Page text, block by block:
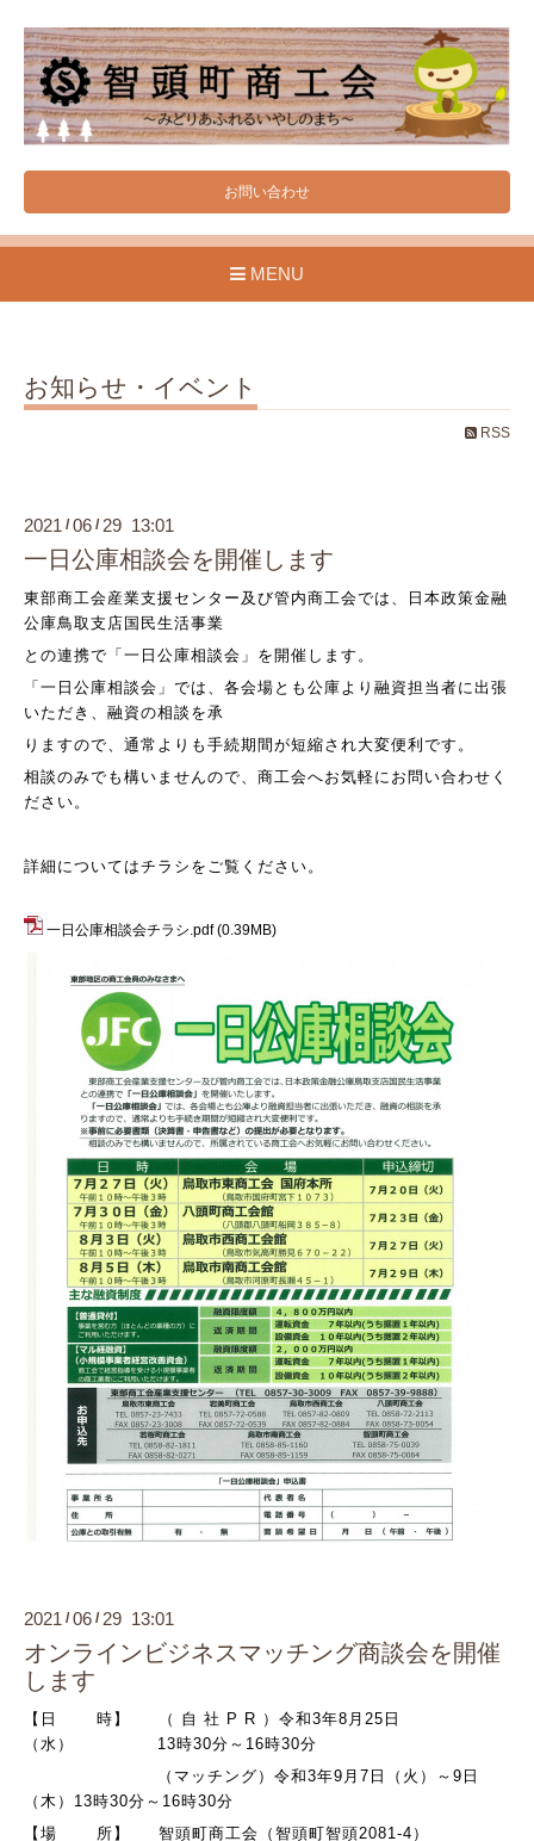
お問い合わせ
MENU
お知らせ・イベント
RSS
2021 /06 / 29 13:01
一日公庫相談会を開催します
東部商工会産業支援センター及び管内商工会では、日本政策金融
公庫鳥取支店国民生活事業
との連携で「一日公庫相談会」を開催します。
「一日公庫相談会」では、各会場とも公庫より融資担当者に出張
いただき、融資の相談を承
りますので、通常よりも手続期間が短縮され大変便利です。
相談のみでも構いませんので、商工会へお気軽にお問い合わせく
ださい。
詳細についてはチラシをご覧ください。
一日公庫相談会チラシ.pdf(0.39MB)
2021 /06 / 29 13:01
オンラインビジネスマッチング商談会を開催
します
【日 時】 （ 自 社 P R ）令和3年8月25日
（水） 13時30分～16時30分
（マッチング）令和3年9月7日（火）～9日
（木）13時30分～16時30分
【場 所】 智頭町商工会（智頭町智頭2081-4）